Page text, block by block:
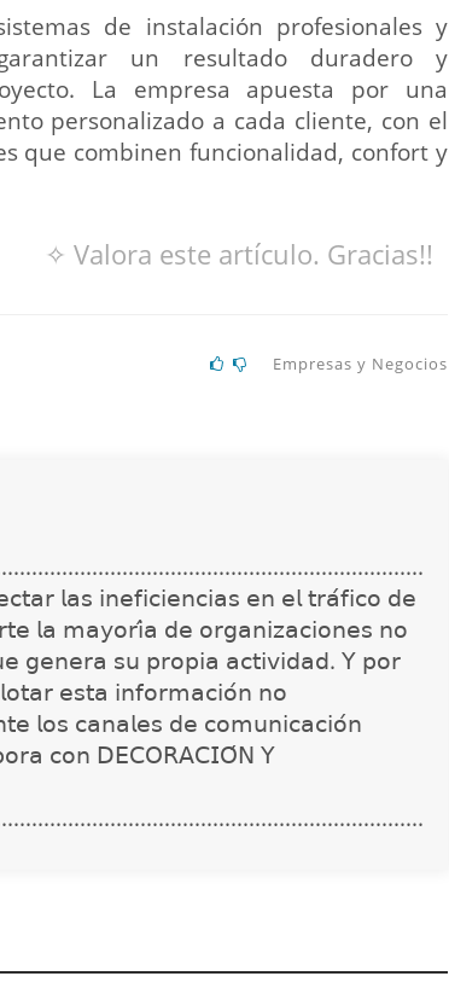
de instalación profesionales y
un resultado duradero y
La empresa apuesta por una
personalizado a cada cliente, con el
que combinen funcionalidad, confort y
✧ Valora este artículo. Gracias!!
Empresas y Negocios
𝗅𝖺𝗌 𝗂𝗇𝖾𝖿𝗂𝖼𝗂𝖾𝗇𝖼𝗂𝖺𝗌 𝖾𝗇 𝖾𝗅 𝗍𝗋𝖺́𝖿𝗂𝖼𝗈 𝖽𝖾
𝗅𝖺 𝗆𝖺𝗒𝗈𝗋𝗂́𝖺 𝖽𝖾 𝗈𝗋𝗀𝖺𝗇𝗂𝗓𝖺𝖼𝗂𝗈𝗇𝖾𝗌 𝗇𝗈
𝗀𝖾𝗇𝖾𝗋𝖺 𝗌𝗎 𝗉𝗋𝗈𝗉𝗂𝖺 𝖺𝖼𝗍𝗂𝗏𝗂𝖽𝖺𝖽. 𝖸 𝗉𝗈𝗋
𝖾𝗌𝗍𝖺 𝗂𝗇𝖿𝗈𝗋𝗆𝖺𝖼𝗂𝗈́𝗇 𝗇𝗈
𝗅𝗈𝗌 𝖼𝖺𝗇𝖺𝗅𝖾𝗌 𝖽𝖾 𝖼𝗈𝗆𝗎𝗇𝗂𝖼𝖺𝖼𝗂𝗈́𝗇
𝖼𝗈𝗇 𝖣𝖤𝖢𝖮𝖱𝖠𝖢𝖨𝖮́𝖭 𝖸